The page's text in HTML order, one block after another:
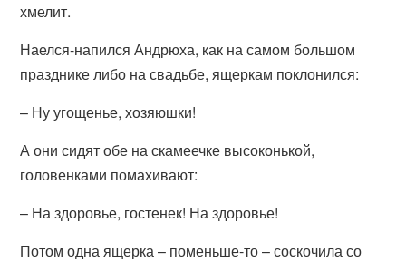
хмелит.
Наелся-напился Андрюха, как на самом большом
празднике либо на свадьбе, ящеркам поклонился:
– Ну угощенье, хозяюшки!
А они сидят обе на скамеечке высоконькой,
головенками помахивают:
– На здоровье, гостенек! На здоровье!
Потом одна ящерка – поменьше-то – соскочила со